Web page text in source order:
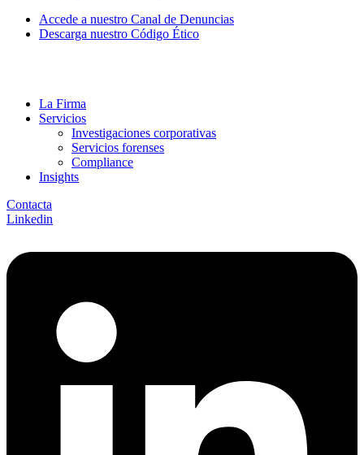
Accede a nuestro Canal de Denuncias
Descarga nuestro Código Ético
La Firma
Servicios
Investigaciones corporativas
Servicios forenses
Compliance
Insights
Contacta
Linkedin